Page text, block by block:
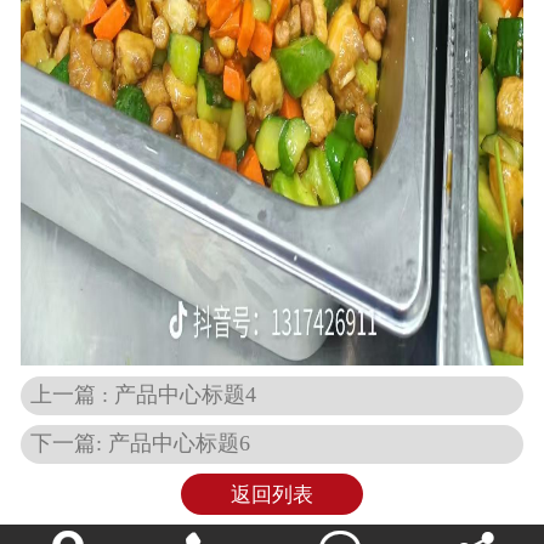
上一篇 : 产品中心标题4
下一篇: 产品中心标题6
返回列表